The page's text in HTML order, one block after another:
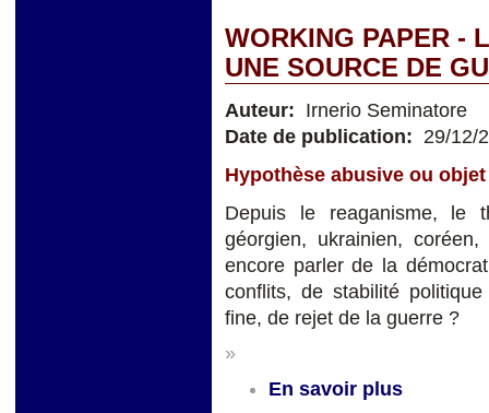
WORKING PAPER -
UNE SOURCE DE
Auteur: Irnerio Seminatore
Date de publication: 29/12/
Hypothèse abusive ou
Depuis le reaganisme, le
géorgien, ukrainien,
encore parler de la
conflits, de stabilité
fine, de rejet de la guerre ?
»
En savoir plus